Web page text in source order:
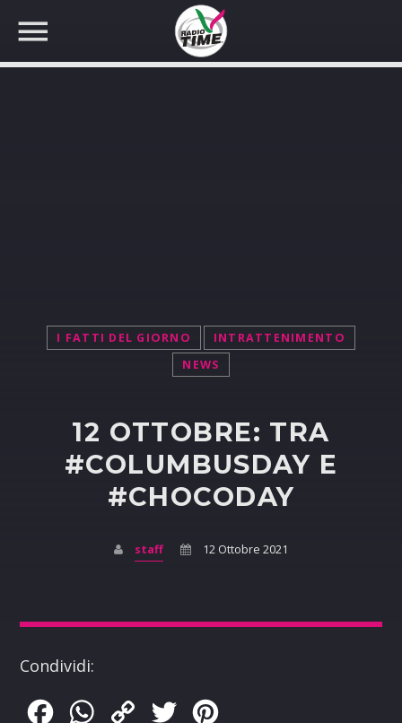
I FATTI DEL GIORNO
INTRATTENIMENTO
NEWS
12 OTTOBRE: TRA
#COLUMBUSDAY E
#CHOCODAY
staff 12 Ottobre 2021
Condividi:
FacebookWhatsApp
Copy
Twitter